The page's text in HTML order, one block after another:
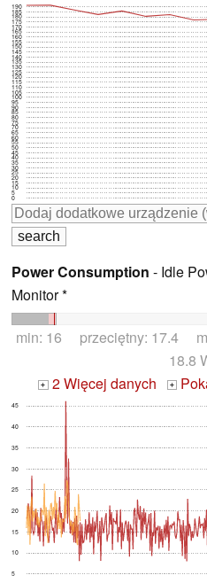
0
5
10
15
20
25
30
35
40
45
50
55
60
65
70
75
80
85
90
95
100
105
110
115
120
125
130
135
140
145
150
155
160
165
170
175
180
185
190
Power Consumption - Idle
Monitor *
min: 16 przeciętny: 17.4
18.8
+ 2 Więcej danych +
5
10
15
20
25
30
35
40
45